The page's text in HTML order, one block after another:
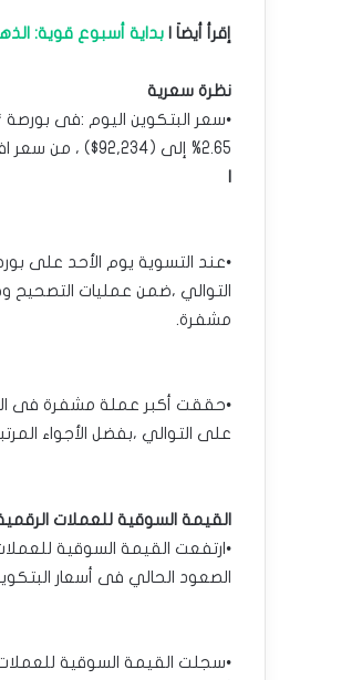
إقرأ أيضاَ | بداية أسبوع قوية: الذهب يرتفع قرابة 1.5%
نظرة سعرية
2.65% إلى (92,234$) ، من سعر افتتاح تعاملات اليوم عند(89,865$)، و سجل أدنى مستوى عند(89,652$).
|
مشفرة.
على التوالي ،بفضل الأجواء
القيمة السوقية للعملات
الصعود الحالي فى أسعار